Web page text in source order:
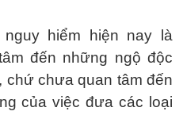
hiểm hiện nay là
đến những ngộ độc
chứ chưa quan tâm đến
của việc đưa các loại